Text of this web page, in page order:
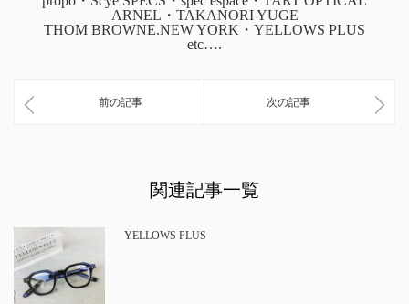
ARNEL・TAKANORI YUGE
THOM BROWNE.NEW YORK・YELLOWS PLUS
etc….
前の記事 次の記事
関連記事一覧
YELLOWS PLUS